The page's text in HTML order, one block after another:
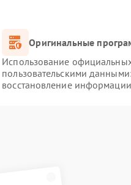
Оригинальные
Использование
пользовательскими
восстановление